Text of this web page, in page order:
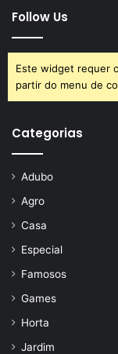
controle da
Omacarrão de
incorporar essa
comente aqui no
batata-doce
Follow Us
Este widget requer
partir do menu de
Categorias
Adubo
Agro
Casa
Especial
Famosos
Games
Horta
Jardim